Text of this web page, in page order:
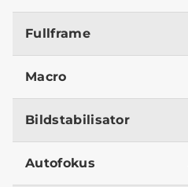
Fullframe
Macro
Bildstabilisator
Autofokus